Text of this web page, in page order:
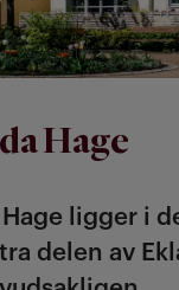
Hage
Hage ligger i
delen av